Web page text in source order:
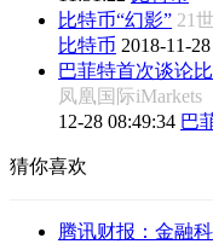
比特币“幻影” 21
比特币 2018-11-
巴菲特首次谈论
凤凰国际iMarkets
12-28 08:49:34 巴
猜你喜欢
腾讯财报：金融